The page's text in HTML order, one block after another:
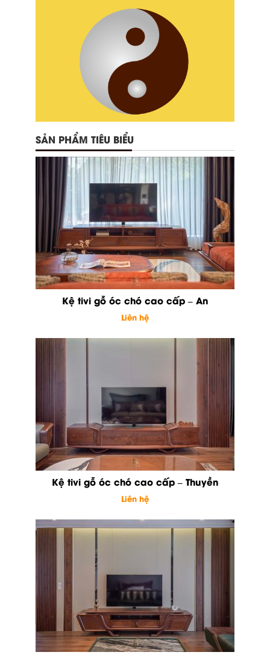
SẢN PHẨM TIÊU BIỂU
Kệ tivi gỗ óc chó cao cấp – An
Liên hệ
Kệ tivi gỗ óc chó cao cấp – Thuyền
Liên hệ